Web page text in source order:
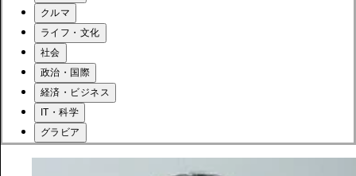
クルマ
ライフ・文化
社会
政治・国際
経済・ビジネス
IT・科学
グラビア